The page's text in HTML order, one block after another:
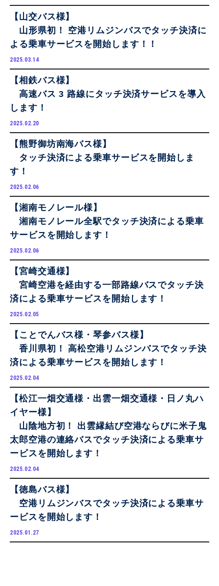
【山交バス様】
山形県初！ 空港リムジンバスでタッチ決済に
よる乗車サービスを開始します！！
2025.03.14
【相鉄バス様】
高速バス 3 路線にタッチ決済サービスを導入
します！
2025.02.20
【熊野御坊南海バス様】
タッチ決済による乗車サービスを開始しま
す！
2025.02.06
【湘南モノレール様】
湘南モノレール全駅でタッチ決済による乗車
サービスを開始します！
2025.02.06
【宮崎交通様】
宮崎空港を経由する一部路線バスでタッチ決
済による乗車サービスを開始します！
2025.02.05
【ことでんバス様・琴参バス様】
香川県初！ 高松空港リムジンバスでタッチ決
済による乗車サービスを開始します！
2025.02.04
【松江一畑交通様・出雲一畑交通様・日ノ丸ハ
イヤー様】
山陰地方初！ 出雲縁結び空港ならびに米子鬼
太郎空港の連絡バスでタッチ決済による乗車サ
ービスを開始します！
2025.02.04
【徳島バス様】
空港リムジンバスでタッチ決済による乗車サ
ービスを開始します！
2025.01.27